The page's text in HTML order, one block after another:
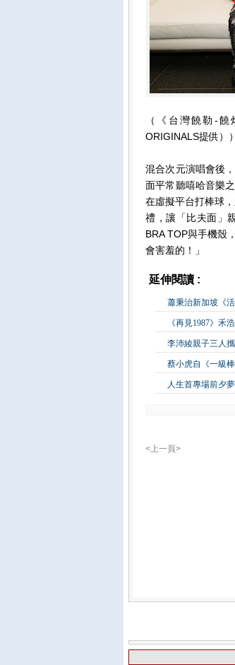
（《台灣饒勒-
ORIGINALS提供））
混合次元演唱會後
面平常聽嘻哈音樂
在虛擬平台打棒球
禮，讓「比夫面」
BRA TOP與手機殼
會害羞的！」
延伸閱讀 :
蕭秉治新加坡《
《再見1987》禾
李沛綾親子三人
蔡小虎自《一級
人生首專場前夕
<上一頁>